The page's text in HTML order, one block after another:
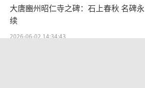
大唐豳州昭仁寺之碑：石上春秋 名碑永
续
2026-06-02 14:34:43